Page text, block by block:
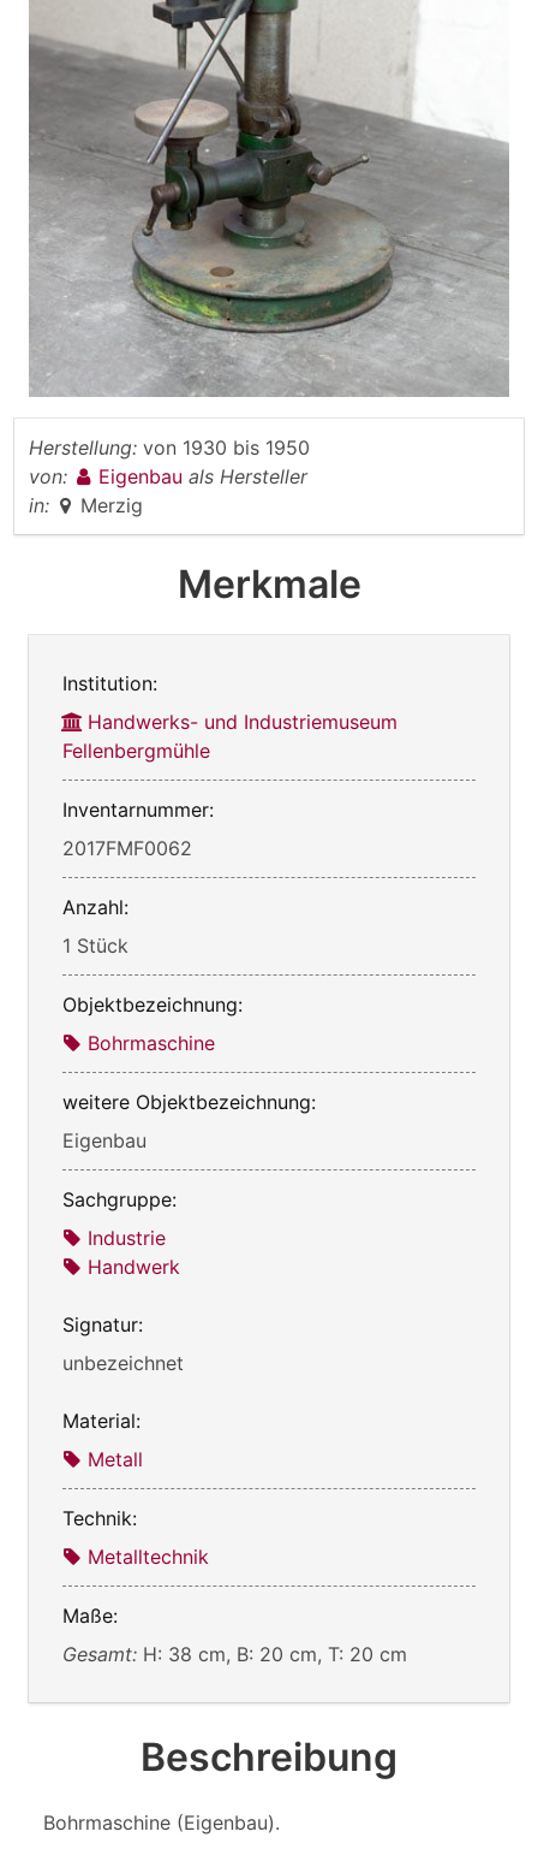
Herstellung: von 1930 bis 1950
von:
Eigenbau als Hersteller
in:
Merzig
Merkmale
Institution:
Handwerks- und Industriemuseum
Fellenbergmühle
Inventarnummer:
2017FMF0062
Anzahl:
1 Stück
Objektbezeichnung:
Bohrmaschine
weitere Objektbezeichnung:
Eigenbau
Sachgruppe:
Industrie
Handwerk
Signatur:
unbezeichnet
Material:
Metall
Technik:
Metalltechnik
Maße:
Gesamt: H: 38 cm, B: 20 cm, T: 20 cm
Beschreibung
Bohrmaschine (Eigenbau).